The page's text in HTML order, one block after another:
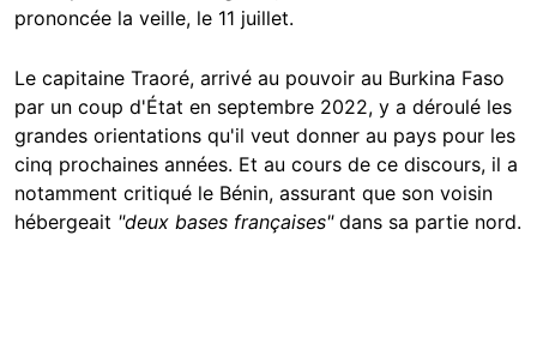
prononcée la veille, le 11 juillet.
Le capitaine Traoré, arrivé au pouvoir au Burkina Faso
par un coup d'État en septembre 2022, y a déroulé les
grandes orientations qu'il veut donner au pays pour les
cinq prochaines années. Et au cours de ce discours, il a
notamment critiqué le Bénin, assurant que son voisin
hébergeait "deux bases françaises"dans sa partie nord.